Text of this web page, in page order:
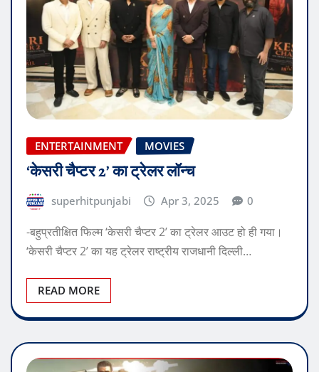
ENTERTAINMENT MOVIES
‘केसरी चैप्टर 2’ का ट्रेलर लॉन्च
superhitpunjabi Apr 3, 2025 0
-बहुप्रतीक्षित फिल्म ‘केसरी चैप्टर 2’ का ट्रेलर आउट हो ही गया।
‘केसरी चैप्टर 2’ का यह ट्रेलर राष्ट्रीय राजधानी दिल्ली…
READ MORE